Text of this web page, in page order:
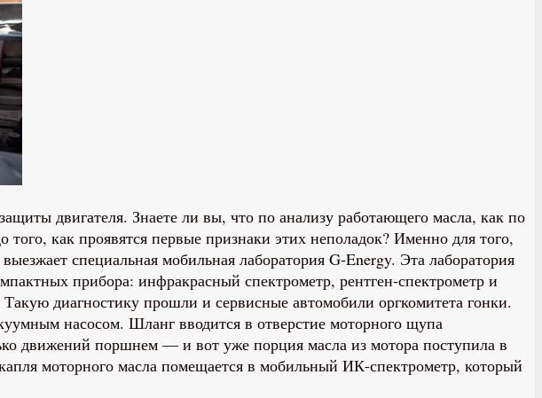
двигателя. Знаете ли вы, что по анализу работающего масла, как по
того, как проявятся первые признаки этих неполадок? Именно для того,
специальная мобильная лаборатория G-Energy. Эта лаборатория
прибора: инфракрасный спектрометр, рентген-спектрометр и
диагностику прошли и сервисные автомобили оргкомитета гонки.
насосом. Шланг вводится в отверстие моторного щупа
движений поршнем — и вот уже порция масла из мотора поступила в
моторного масла помещается в мобильный ИК-спектрометр, который